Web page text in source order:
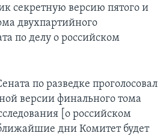
секретную версию пятого и
двухпартийного
по делу о российском
по разведке проголосовал
версии финального тома
[о российском
дни Комитет будет